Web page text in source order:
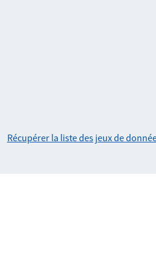
Récupérer la liste des jeux de